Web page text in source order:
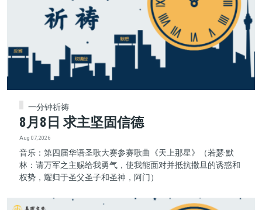
一分钟祈祷
8月8日 求主坚固信德
Aug 07, 2026
音乐：第四届华语圣歌大赛参赛歌曲《天上那星》（若瑟·默
林：请万军之主赐给我勇气，使我能面对并抵抗撒旦的诱惑和
权势，耀归于圣父圣子和圣神，阿门）